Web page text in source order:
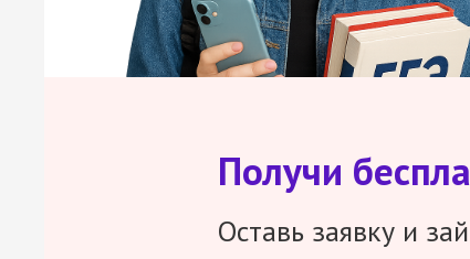
Получи
Оставь заявку и